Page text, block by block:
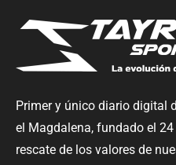
Primer y único diario digital
el Magdalena, fundado el
rescate de los valores de